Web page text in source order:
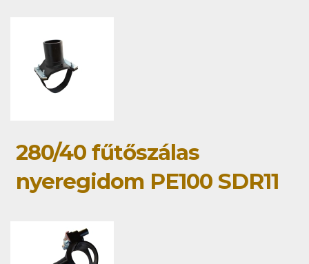
280/40 fűtőszálas
nyeregidom PE100 SDR11